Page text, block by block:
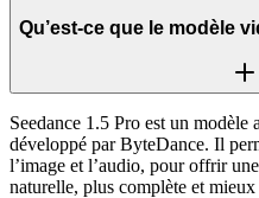
Qu’est-ce que le modèle
Seedance 1.5 Pro est un
développé par ByteDance. Il
l’image et l’audio, pour offrir
naturelle, plus complète et